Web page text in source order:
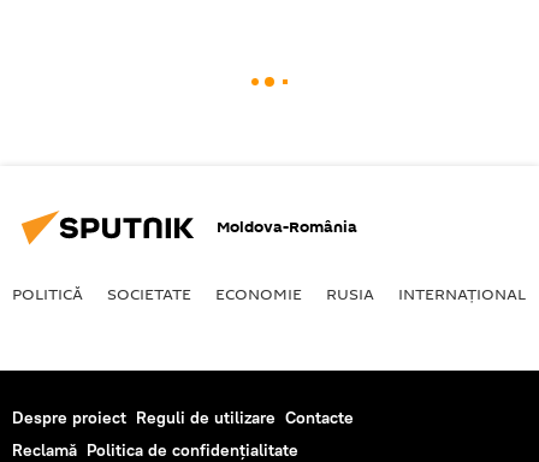
Moldova-România
POLITICĂ SOCIETATE ECONOMIE RUSIA INTERNAŢIONAL
Despre proiect Reguli de utilizare Contacte
Reclamă Politica de confidențialitate